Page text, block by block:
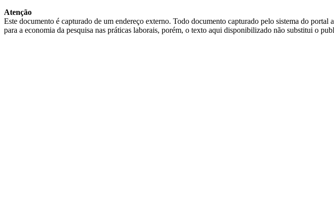
Atenção
Este documento é capturado de um endereço externo. Todo documento capturado pelo sistema do
para a economia da pesquisa nas práticas laborais, porém, o texto aqui disponibilizado não substitui o